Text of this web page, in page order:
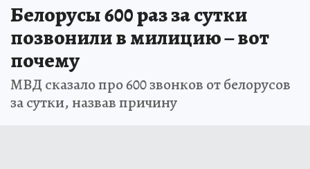
Белорусы 600 раз за сутки
позвонили в милицию – вот
почему
МВД сказало про 600 звонков от белорусов
за сутки, назвав причину